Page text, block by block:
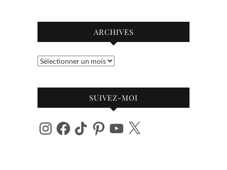
ARCHIVES
Archives
SUIVEZ-MOI
InstagramFacebook
TikTok PinterestYouTube
X